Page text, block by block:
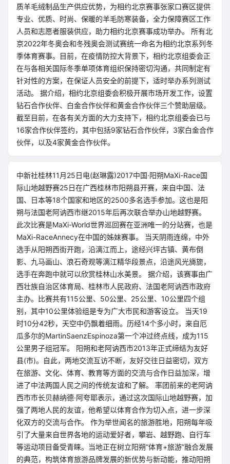
质羊毛绒制品生产供应优势，为相约北京赛事张家口赛区提供
专业、优质、时尚、保暖的羊毛防寒装备，全力保障赛区工作
人员和志愿者服装供应，助力相约北京赛事成功举办。 所有北
京2022年冬奥会和冬残奥会测试赛统一命名为相约北京系列冬
季体育赛事。目前，在疫情防控大背景下，相约北京组委会正
在与各相关国际冬季单项体育组织保持密切沟通，共同制定有
针对性的方案，在保证人员安全的前提下，适时举办系列测试
活动。 据介绍，相约北京组委会积极开展市场开发工作，设置
钻石合作伙伴、白金合作伙伴和黄金合作伙伴三个赞助层级。
截至目前，在各有关方面的大力支持下，相约北京组委会已与
16家合作伙伴签约，其中包括9家钻石合作伙伴，3家白金合作
伙伴，以及4家黄金合作伙伴。
中新社桂林11月25日电(赵琳露)2017中国·阳朔MaXi-Race国
际山地越野赛25日在广西桂林市阳朔县开赛，来自中国、法
国、日本等18个国家和地区的2500多名选手参加。这也是阳
朔与法国老阿讷西市继2015年后再次联合举办山地越野赛。
此次比赛是MaXi-World世界巡回赛在亚洲唯一的分站赛，也是
MaXi-RaceAnnecy在中国的姊妹赛事。 当天阴雨连绵，中外
选手从阳朔西街开跑，沿漓江而上，途经兴坪古镇、黄布倒
影、九马画山、浪石奇观等漓江精华段景点，沿途风光旖旎，
选手在奔跑中就可以欣赏桂林山水美景。 据介绍，该赛事由广
西壮族自治区体育局、桂林市人民政府、法国老阿讷西市政府
主办。比赛共有115公里、50公里、25公里、10公里四个组
别，其中10公里体验组是专为广大市民和游客设立。 当天19
时10分42秒，天空中仍飘着细雨。历经14个多小时，来自厄
瓜多尔的MartinSaenzEspinoza第一个冲过终点线，成为115
公里男子组冠军。 阳朔和老阿讷西市2013年正式缔结为友好
县(市)。自此，两地交流互访不断，友好交往日益密切，双方
在旅游、文化、体育、教育等方面的交流与合作日益加深，增
进了中法两国人民之间的传统友谊和了解。 率团前来的老阿讷
西市市长贝赫纳德·阿夸耶表示，通过这次国际山地越野赛，加
强了两地人民的友谊，他希望以体育合作为切入点，进一步深
化双方的交流与合作。 作为举世闻名的旅游胜地，阳朔每年吸
引了大量来自世界各地的运动爱好者，攀岩、越野跑、自行车
等运动项目备受青睐。当地正在树立阳朔“体育+旅游”融合发展
的典范，构筑体育旅游品牌发展的新优势与新动能，推动阳朔